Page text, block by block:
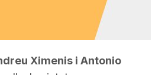
Ximenis i Antonio